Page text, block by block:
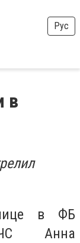
Рус
в
в ФБ
Анна